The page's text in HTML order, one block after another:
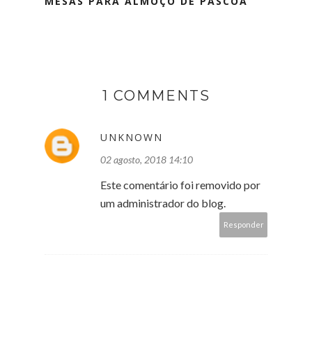
1 COMMENTS
UNKNOWN
02 agosto, 2018 14:10
Este comentário foi removido por
um administrador do blog.
Responder